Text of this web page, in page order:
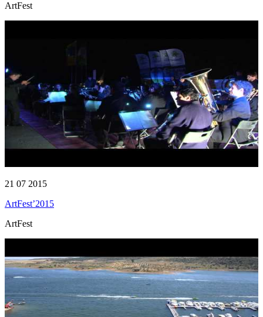
ArtFest
21 07 2015
ArtFest’2015
ArtFest